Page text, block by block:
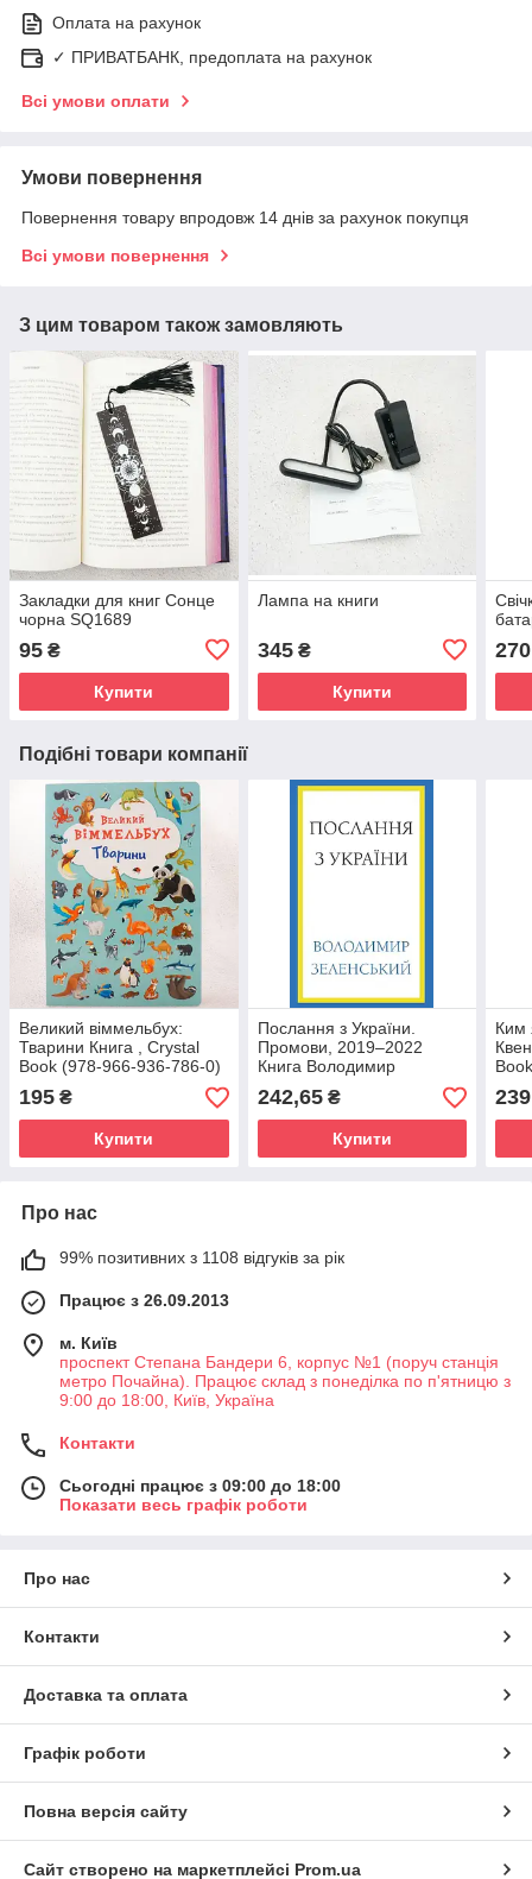
Оплата на рахунок
✓ ПРИВАТБАНК, предоплата на рахунок
Всі умови оплати
Умови повернення
Повернення товару впродовж 14 днів за рахунок покупця
Всі умови повернення
З цим товаром також замовляють
Закладки для книг Сонце
чорна SQ1689
95 ₴
Купити
Лампа на книги
345₴
Купити
270
Подібні товари компанії
Великий віммельбух:
Тварини Книга , Crystal
Book (978-966-936-786-0)
195 ₴
Купити
Послання з України.
Промови, 2019–2022
Книга Володимир
Зеленський, BookChef
(978-617-548-174-5)
242,65₴
Купити
Ким
239
Про нас
99% позитивних з 1108 відгуків за рік
Працює з 26.09.2013
м. Київ
проспект Степана Бандери 6, корпус №1 (поруч станція
метро Почайна). Працює склад з понеділка по п'ятницю з
9:00 до 18:00, Київ, Україна
Контакти
Сьогодні працює з 09:00 до 18:00
Показати весь графік роботи
Про нас
Контакти
Доставка та оплата
Графік роботи
Повна версія сайту
Сайт створено на маркетплейсі Prom.ua